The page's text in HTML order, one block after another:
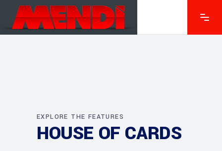
EXPLORE THE FEATURES
HOUSE OF CARDS